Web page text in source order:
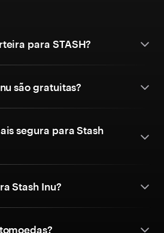
para STASH?
são gratuitas?
segura para Stash
Stash Inu?